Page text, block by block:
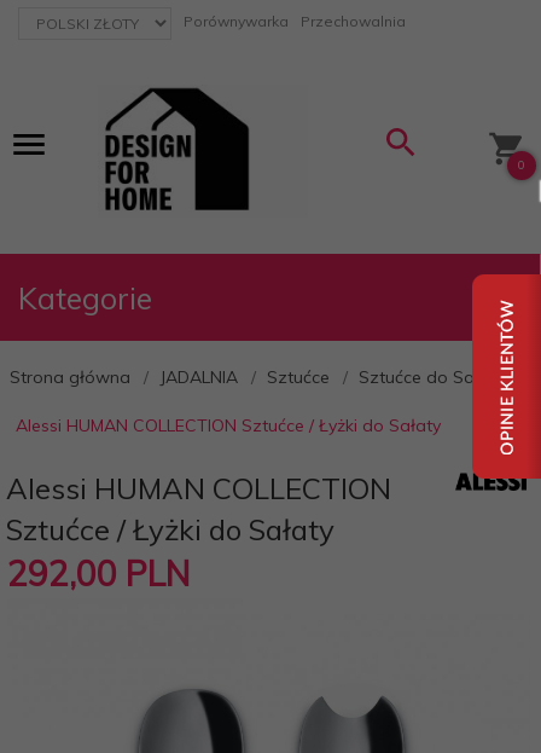
currency_h Porównywarka Przechowalnia
0
Kategorie
Strona główna JADALNIA Sztućce Sztućce do Sałaty
Alessi HUMAN COLLECTION Sztućce / Łyżki do Sałaty
Alessi HUMAN COLLECTION
Sztućce / Łyżki do Sałaty
292,00 PLN